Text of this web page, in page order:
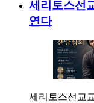
세리토스선
연다
세리토스선교